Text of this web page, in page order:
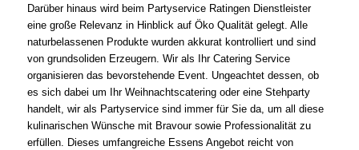
Darüber hinaus wird beim Partyservice Ratingen Dienstleister
eine große Relevanz in Hinblick auf Öko Qualität gelegt. Alle
naturbelassenen Produkte wurden akkurat kontrolliert und sind
von grundsoliden Erzeugern. Wir als Ihr Catering Service
organisieren das bevorstehende Event. Ungeachtet dessen, ob
es sich dabei um Ihr Weihnachtscatering oder eine Stehparty
handelt, wir als Partyservice sind immer für Sie da, um all diese
kulinarischen Wünsche mit Bravour sowie Professionalität zu
erfüllen. Dieses umfangreiche Essens Angebot reicht von